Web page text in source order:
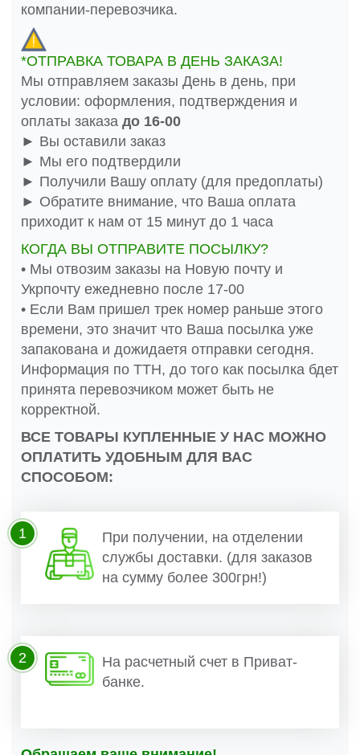
компании-перевозчика.
*ОТПРАВКА ТОВАРА В ДЕНЬ ЗАКАЗА!
Мы отправляем заказы День в день, при
условии: оформления, подтверждения и
оплаты заказа до 16-00
► Вы оставили заказ
► Мы его подтвердили
► Получили Вашу оплату (для предоплаты)
► Обратите внимание, что Ваша оплата
приходит к нам от 15 минут до 1 часа
КОГДА ВЫ ОТПРАВИТЕ ПОСЫЛКУ?
• Мы отвозим заказы на Новую почту и
Укрпочту ежедневно после 17-00
• Если Вам пришел трек номер раньше этого
времени, это значит что Ваша посылка уже
запакована и дожидаетя отправки сегодня.
Информация по ТТН, до того как посылка бдет
принята перевозчиком может быть не
корректной.
ВСЕ ТОВАРЫ КУПЛЕННЫЕ У НАС МОЖНО
ОПЛАТИТЬ УДОБНЫМ ДЛЯ ВАС
СПОСОБОМ:
При получении, на отделении
службы доставки. (для заказов
на сумму более 300грн!)
1
На расчетный счет в Приват-
банке.
2